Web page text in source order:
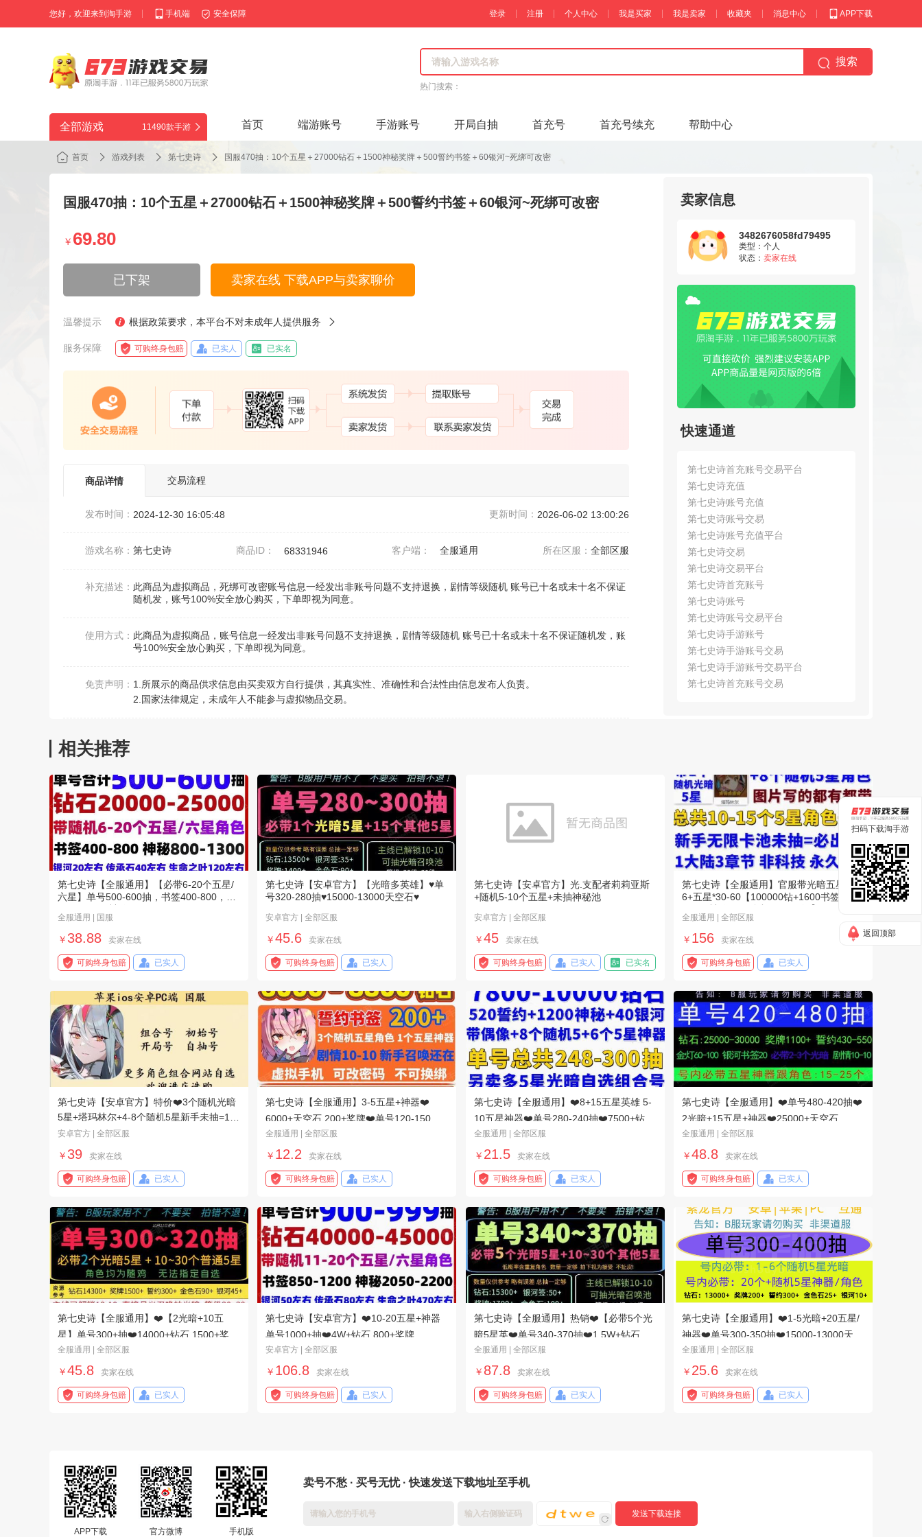
您好，欢迎来到淘手游 手机端 安全保障 登录 注册 个人中心 我是买家 我是卖家 收藏夹 消息中心 APP下载
搜索
热门搜索：
全部游戏 11490款手游 首页 端游账号 手游账号 开局自抽 首充号 首充号续充 帮助中心
首页 游戏列表 第七史诗 国服470抽：10个五星＋27000钻石＋1500神秘奖牌＋500誓约书签＋60银河~死绑可改密
国服470抽：10个五星＋27000钻石＋1500神秘奖牌＋500誓约书签＋60银河~死绑可改密
￥ 69.80
已下架 卖家在线 下载APP与卖家聊价
温馨提示 根据政策要求，本平台不对未成年人提供服务
服务保障 可购终身包赔 已实人 已实名
商品详情 交易流程
发布时间： 2024-12-30 16:05:48 更新时间： 2026-06-02 13:00:26
游戏名称： 第七史诗 商品ID： 68331946 客户端： 全服通用 所在区服： 全部区服
补充描述： 此商品为虚拟商品，死绑可改密账号信息一经发出非账号问题不支持退换，剧情等级随机 账号已十名或未十名不保证
随机发，账号100%安全放心购买，下单即视为同意。
使用方式： 此商品为虚拟商品，账号信息一经发出非账号问题不支持退换，剧情等级随机 账号已十名或未十名不保证随机发，账
号100%安全放心购买，下单即视为同意。
免责声明： 1.所展示的商品供求信息由买卖双方自行提供，其真实性、准确性和合法性由信息发布人负责。
2.国家法律规定，未成年人不能参与虚拟物品交易。
卖家信息
3482676058fd79495
类型：个人
状态： 卖家在线
快速通道
第七史诗首充账号交易平台
第七史诗充值
第七史诗账号充值
第七史诗账号交易
第七史诗账号充值平台
第七史诗交易
第七史诗交易平台
第七史诗首充账号
第七史诗账号
第七史诗账号交易平台
第七史诗手游账号
第七史诗手游账号交易
第七史诗手游账号交易平台
第七史诗首充账号交易
扫码下载淘手游
返回顶部
相关推荐
第七史诗【全服通用】【必带6-20个五星/
六星】单号500-600抽，书签400-800，钻
全服通用 | 国服
￥ 38.88 卖家在线
可购终身包赔 已实人
第七史诗【安卓官方】【光暗多英雄】♥单
号320-280抽♥15000-13000天空石♥
安卓官方 | 全部区服
￥45.6 卖家在线
可购终身包赔 已实人
第七史诗【安卓官方】光.支配者莉莉亚斯
+随机5-10个五星+未抽神秘池
安卓官方 | 全部区服
￥45 卖家在线
可购终身包赔 已实人 已实名
第七史诗【全服通用】官服带光暗五星*3-
6+五星*30-60【100000钻+1600书签
全服通用 | 全部区服
￥ 156 卖家在线
可购终身包赔 已实人
第七史诗【安卓官方】特价❤️3个随机光暗
5星+塔玛林尔+4-8个随机5星新手未抽=1大
陆❤️死绑可改密
安卓官方 | 全部区服
￥ 39 卖家在线
可购终身包赔 已实人
第七史诗【全服通用】3-5五星+神器❤️
6000+天空石 200+奖牌❤️单号120-150抽
❤️
全服通用 | 全部区服
￥ 12.2 卖家在线
可购终身包赔 已实人
第七史诗【全服通用】❤️8+15五星英雄 5-
10五星神器❤️单号280-240抽❤️7500+钻石
500+誓约签❤️
全服通用 | 全部区服
￥ 21.5 卖家在线
可购终身包赔 已实人
第七史诗【全服通用】❤️单号480-420抽❤️
2光暗+15五星+神器❤️25000+天空石
400+誓约 1000奖牌
全服通用 | 全部区服
￥48.8 卖家在线
可购终身包赔 已实人
第七史诗【全服通用】❤️【2光暗+10五
星】单号300+抽❤️14000+钻石 1500+奖牌
300+誓约❤️
全服通用 | 全部区服
￥45.8 卖家在线
可购终身包赔 已实人
第七史诗【安卓官方】❤️10-20五星+神器
单号1000+抽❤️4W+钻石 800+奖牌
2000+神秘❤️
安卓官方 | 全部区服
￥ 106.8 卖家在线
可购终身包赔 已实人
第七史诗【全服通用】热销❤️【必带5个光
暗5星英❤️单号340-370抽❤️1.5W+钻石
400+誓约❤️
全服通用 | 全部区服
￥ 87.8 卖家在线
可购终身包赔 已实人
第七史诗【全服通用】❤️1-5光暗+20五星/
神器❤️单号300-350抽❤️15000-13000天空
石❤️
全服通用 | 全部区服
￥ 25.6 卖家在线
可购终身包赔 已实人
APP下载 官方微博 手机版
卖号不愁 · 买号无忧 · 快速发送下载地址至手机
发送下载连接